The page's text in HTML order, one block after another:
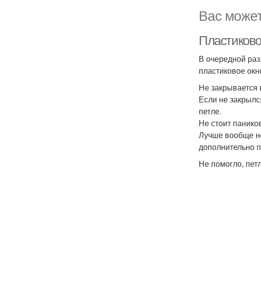
Вас
В очередной
пластиковое
Не закрывается
Если не
петле.
Не стоит
Лучше вообще
дополнительно
Не помогло,